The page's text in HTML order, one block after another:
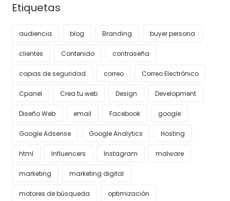
Etiquetas
audiencia blog Branding buyer persona
clientes Contenido contraseña
copias de seguridad correo Correo Electrónico
Cpanel Crea tu web Design Development
Diseño Web email Facebook google
Google Adsense Google Analytics Hosting
html Influencers Instagram malware
marketing marketing digital
motores de búsqueda optimización